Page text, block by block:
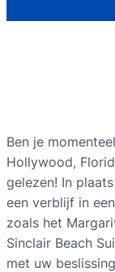
Ben je
Hollywood,
gelezen! In
een verblijf in
zoals het
Sinclair Beach
met uw